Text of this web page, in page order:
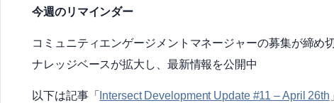
今週のリマインダー
コミュニティエンゲージメントマネージャーの募集が締め
ナレッジベースが拡大し、最新情報を公開中
以下は記事「 Intersect Development Update #11 – April 26th